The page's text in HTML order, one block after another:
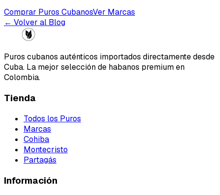
Comprar Puros CubanosVer Marcas
← Volver al Blog
Puros cubanos auténticos importados directamente desde
Cuba. La mejor selección de habanos premium en
Colombia.
Tienda
Todos los Puros
Marcas
Cohiba
Montecristo
Partagás
Información